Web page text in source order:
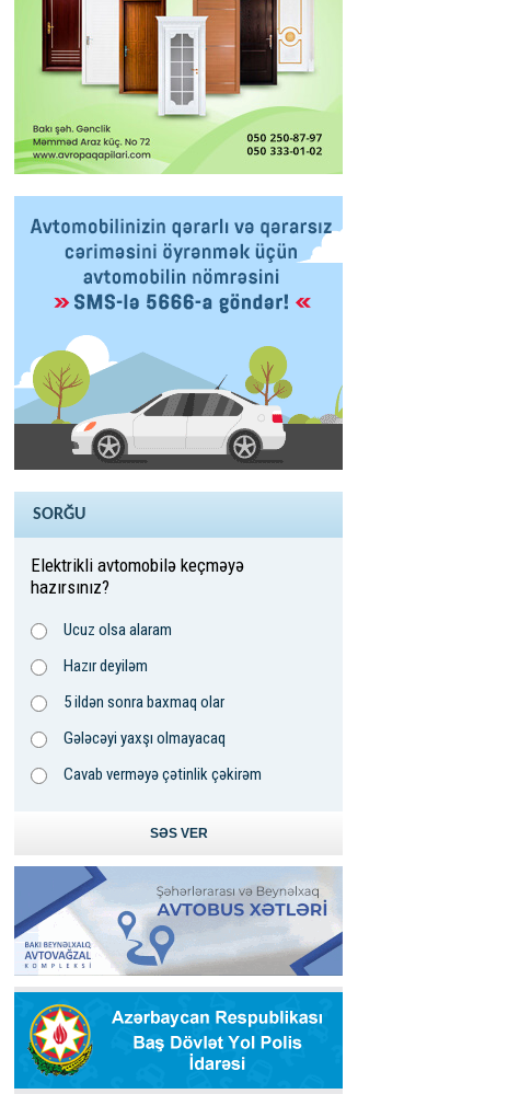
SORĞU
Elektrikli avtomobilə keçməyə
hazırsınız?
Ucuz olsa alaram
Hazır deyiləm
5 ildən sonra baxmaq olar
Gələcəyi yaxşı olmayacaq
Cavab verməyə çətinlik çəkirəm